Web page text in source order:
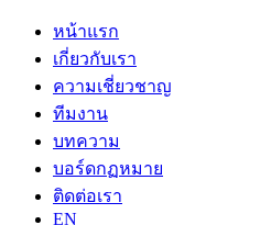
หน้าแรก
เกี่ยวกับเรา
ความเชี่ยวชาญ
ทีมงาน
บทความ
บอร์ดกฏหมาย
ติดต่อเรา
EN